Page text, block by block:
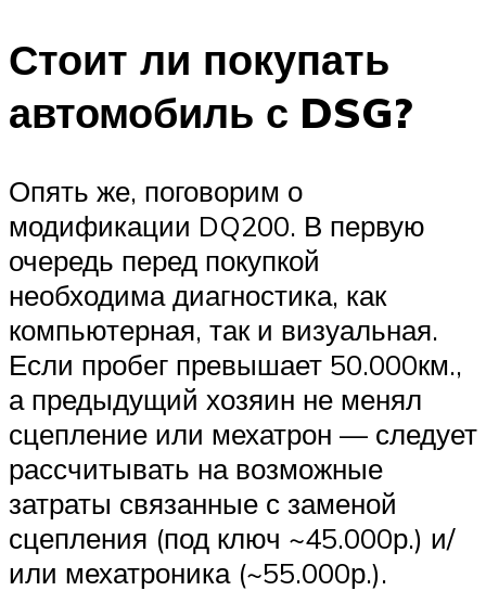
Стоит ли покупать
автомобиль с DSG?
Опять же, поговорим о
модификации DQ200. В первую
очередь перед покупкой
необходима диагностика, как
компьютерная, так и визуальная.
Если пробег превышает 50.000км.,
а предыдущий хозяин не менял
сцепление или мехатрон — следует
рассчитывать на возможные
затраты связанные с заменой
сцепления (под ключ ~45.000р.) и/
или мехатроника (~55.000р.).